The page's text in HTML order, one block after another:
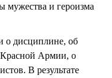
мужества и героизма
о дисциплине, об
Красной Армии, о
В результате